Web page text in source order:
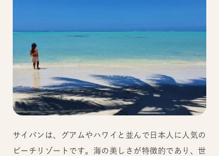
サイパンは、グアムやハワイと並んで日本人に人気の
ビーチリゾートです。海の美しさが特徴的であり、世